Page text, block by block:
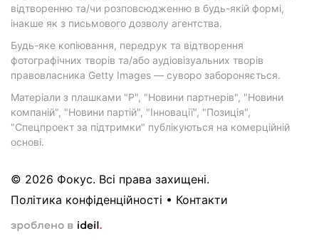
відтворенню та/чи розповсюдженню в будь-якій формі,
інакше як з письмового дозволу агентства.
Будь-яке копіювання, передрук та відтворення
фотографічних творів та/або аудіовізуальних творів
правовласника Getty Images — суворо забороняється.
Матеріали з плашками "Р", "Новини партнерів", "Новини
компаній", "Новини партій", "Інновації", "Позиція",
"Спецпроект за підтримки" публікуються на комерційній
основі.
© 2026 Фокус. Всі права захищені.
Політика конфіденційності • Контакти